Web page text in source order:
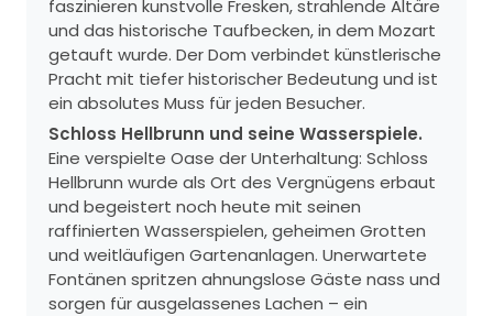
faszinieren kunstvolle Fresken, strahlende Altäre
und das historische Taufbecken, in dem Mozart
getauft wurde. Der Dom verbindet künstlerische
Pracht mit tiefer historischer Bedeutung und ist
ein absolutes Muss für jeden Besucher.
Schloss Hellbrunn und seine Wasserspiele.
Eine verspielte Oase der Unterhaltung: Schloss
Hellbrunn wurde als Ort des Vergnügens erbaut
und begeistert noch heute mit seinen
raffinierten Wasserspielen, geheimen Grotten
und weitläufigen Gartenanlagen. Unerwartete
Fontänen spritzen ahnungslose Gäste nass und
sorgen für ausgelassenes Lachen – ein